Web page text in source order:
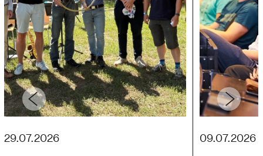
29.07.2026
09.07.2026